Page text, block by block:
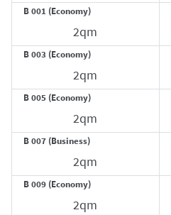
B 001 (Economy)
2qm
B 003 (Economy)
2qm
B 005 (Economy)
2qm
B 007 (Business)
2qm
B 009 (Economy)
2qm